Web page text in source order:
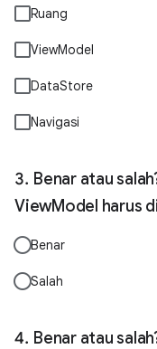
Ruang
ViewModel
DataStore
Navigasi
Benar atau
ViewModel harus
Benar
Salah
Benar atau